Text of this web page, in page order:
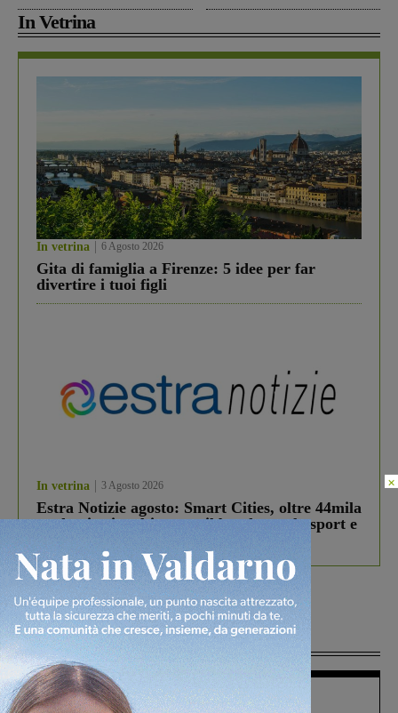
In Vetrina
In vetrina 6 Agosto 2026
Gita di famiglia a Firenze: 5 idee per far
divertire i tuoi figli
In vetrina 3 Agosto 2026
Estra Notizie agosto: Smart Cities, oltre 44mila
studenti coinvolti, torna il bando per lo sport e
debutta il podcast Estrair
Più lette
Figline Incisa Valdarno 1 Agosto 2026
×